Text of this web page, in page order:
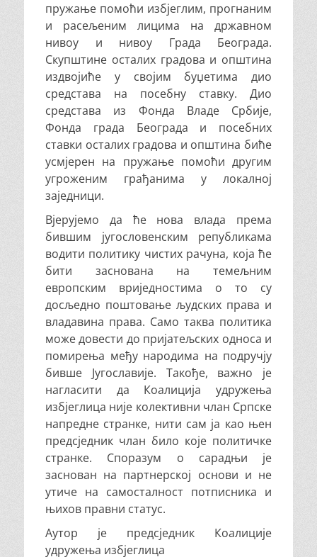
пружање помоћи избјеглим, прогнаним
и расељеним лицима на државном
нивоу и нивоу Града Београда.
Скупштине осталих градова и општина
издвојиће у својим буџетима дио
средстава на посебну ставку. Дио
средстава из Фонда Владе Србије,
Фонда града Београда и посебних
ставки осталих градова и општина биће
усмјерен на пружање помоћи другим
угроженим грађанима у локалној
заједници.
Вјерујемо да ће нова влада према
бившим југословенским републикама
водити политику чистих рачуна, која ће
бити заснована на темељним
европским вриједностима о то су
досљедно поштовање људских права и
владавина права. Само таква политика
може довести до пријатељских односа и
помирења међу народима на подручју
бивше Југославије. Такође, важно је
нагласити да Коалиција удружења
избјеглица није колективни члан Српске
напредне странке, нити сам ја као њен
предсједник члан било које политичке
странке. Споразум о сарадњи је
заснован на партнерској основи и не
утиче на самосталност потписника и
њихов правни статус.
Аутор је предсједник Коалиције
удружења избјеглица